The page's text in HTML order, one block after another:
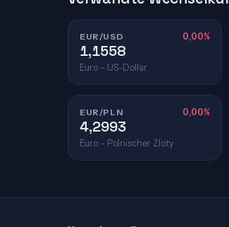
EUR/USD 0,00%
1,1558
Euro – US-Dollar
EUR/PLN 0,00%
4,2993
Euro – Polnischer Zloty